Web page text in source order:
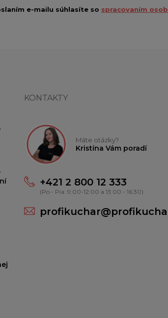
e-mailu súhlasíte so spracovaním
KONTAKTY
Máte otázky?
Kristína Vám poradí
+421 2 800 12 333
(Po - Pia: 9:00-12:00 a 13:00 - 16:30)